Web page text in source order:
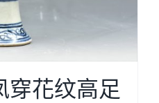
穿花纹高足